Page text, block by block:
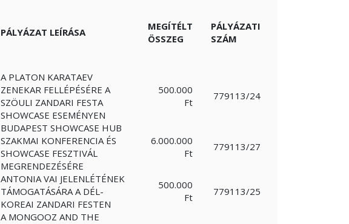
PÁLYÁZAT LEÍRÁSA
MEGÍTÉLT
ÖSSZEG
PÁLYÁZATI
SZÁM
A PLATON KARATAEV
ZENEKAR FELLÉPÉSÉRE A
SZÖULI ZANDARI FESTA
SHOWCASE ESEMÉNYEN
500.000
Ft
779113/24
BUDAPEST SHOWCASE HUB
SZAKMAI KONFERENCIA ÉS
SHOWCASE FESZTIVÁL
MEGRENDEZÉSÉRE
6.000.000
Ft
779113/27
ANTONIA VAI JELENLÉTÉNEK
TÁMOGATÁSÁRA A DÉL-
KOREAI ZANDARI FESTEN
500.000
Ft
779113/25
A MONGOOZ AND THE